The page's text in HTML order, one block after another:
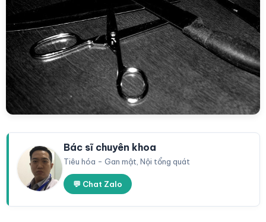
Bác sĩ chuyên khoa
Tiêu hóa - Gan mật, Nội tổng quát
💬 Chat Zalo